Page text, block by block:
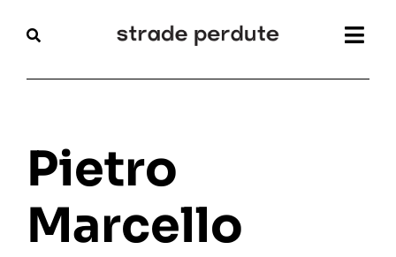
Magazine
Interviste
Pietro
Marcello